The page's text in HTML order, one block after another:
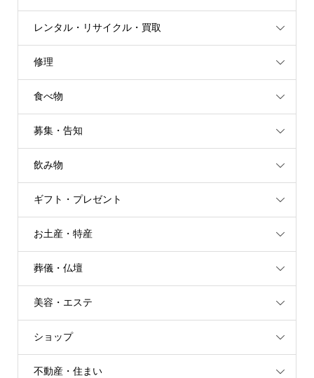
レンタル・リサイクル・買取
修理
食べ物
募集・告知
飲み物
ギフト・プレゼント
お土産・特産
葬儀・仏壇
美容・エステ
ショップ
不動産・住まい